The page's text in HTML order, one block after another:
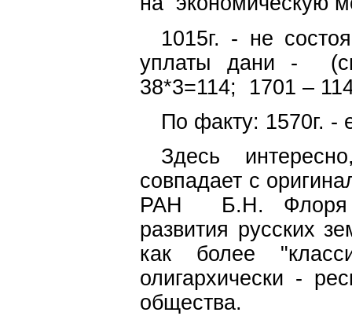
1015г. - не
уплаты дани -
38*3=114; 1701 –
По факту: 1570г. -
Здесь
совпадает с
РАН Б.Н. Флоря о
развития русских
как более
олигархически -
общества.